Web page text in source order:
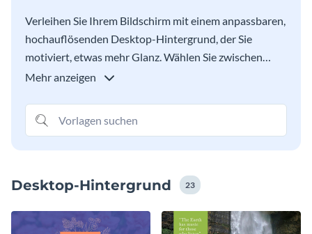
Verleihen Sie Ihrem Bildschirm mit einem anpassbaren,
hochauflösenden Desktop-Hintergrund, der Sie
motiviert, etwas mehr Glanz. Wählen Sie zwischen
motivierenden Zitaten und malerischen Landschaften,
widerspiegelt. Sie können diese Hintergrundbilder
sogar mit Ihrem eigenen Inhalt bearbeiten, um sie so
Mehr anzeigen
Desktop-Hintergrund 23